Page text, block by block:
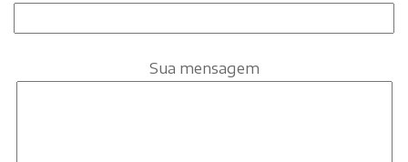
Sua mensagem